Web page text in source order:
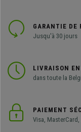
GARANTIE DE
Jusqu'à 30 jours
LIVRAISON
dans toute la
PAIEMENT
Visa, MasterCard,